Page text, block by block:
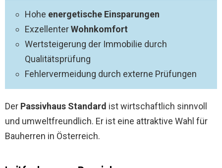
Hohe energetische Einsparungen
ExzellenterWohnkomfort
Wertsteigerung der Immobilie durch
Qualitätsprüfung
Fehlervermeidung durch externe Prüfungen
Der Passivhaus Standard ist wirtschaftlich sinnvoll
und umweltfreundlich. Er ist eine attraktive Wahl für
Bauherren in Österreich.